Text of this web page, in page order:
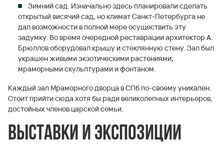
Зимний сад. Изначально здесь планировали сделать
открытый висячий сад, но климат Санкт-Петербурга не
дал возможности в полной мере осуществить эту
задумку. Во время очередной реставрации архитектор А.
Брюллов оборудовал крышу и стеклянную стену. Зал был
украшен живыми экзотическими растениями,
мраморными скульптурами и фонтаном.
Каждый зал Мраморного дворца в СПб по-своему уникален.
Стоит прийти сюда хотя бы ради великолепных интерьеров,
достойных членов царской семьи.
Выставки и экспозиции